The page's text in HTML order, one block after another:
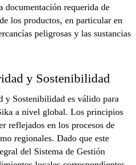
documentación requerida de
los productos, en particular en
peligrosas y las sustancias
y Sostenibilidad
y Sostenibilidad es válido para
a nivel global. Los principios
reflejados en los procesos de
regionales. Dado que este
del Sistema de Gestión